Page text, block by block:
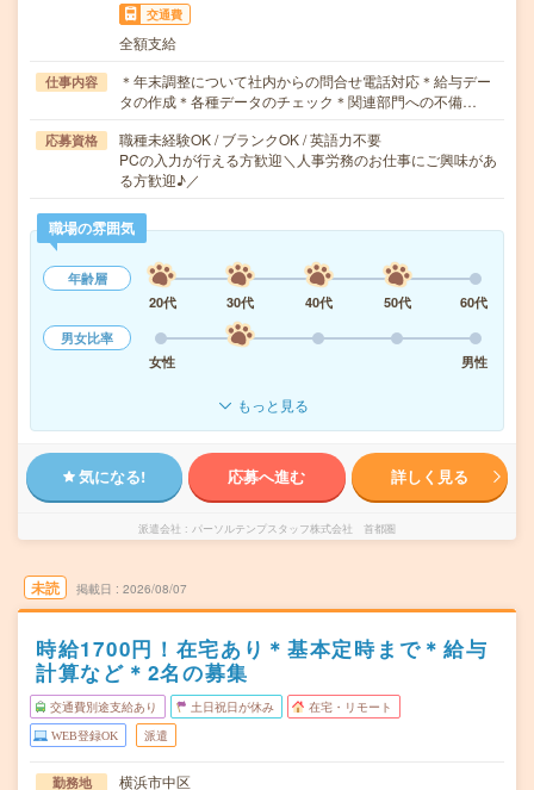
交通費
全額支給
仕事内容
＊年末調整について社内からの問合せ電話対応＊給与デー
タの作成＊各種データのチェック＊関連部門への不備…
応募資格
職種未経験OK / ブランクOK / 英語力不要
PCの入力が行える方歓迎＼人事労務のお仕事にご興味があ
る方歓迎♪／
職場の雰囲気
年齢層
20代
30代 40代 50代
60代
男女比率
女性
男性
もっと見る
気になる! 応募へ進む 詳しく見る
派遣会社 パーソルテンプスタッフ株式会社 首都圏
未読 掲載日 2026/08/07
時給1700円！在宅あり＊基本定時まで＊給与
計算など＊2名の募集
交通費別途支給あり 土日祝日が休み 在宅・リモート
WEB登録OK 派遣
勤務地 横浜市中区